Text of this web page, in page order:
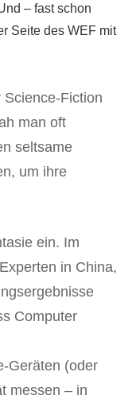
– fast schon
Seite des WEF mit
Science-Fiction
man oft
seltsame
um ihre
ein. Im
in China,
Computer
Geräten (oder
messen – in